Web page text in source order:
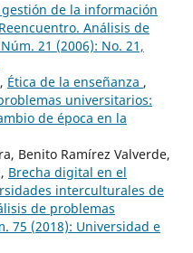
gestión de la información
Reencuentro. Análisis de
21 (2006): No. 21,
Ética de la enseñanza ,
universitarios:
de época en la
Benito Ramírez Valverde,
Brecha digital en el
interculturales de
de problemas
75 (2018): Universidad e